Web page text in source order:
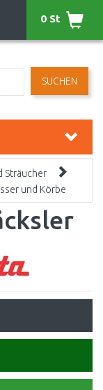
SUCHEN
0 St
Sträucher
und Körbe